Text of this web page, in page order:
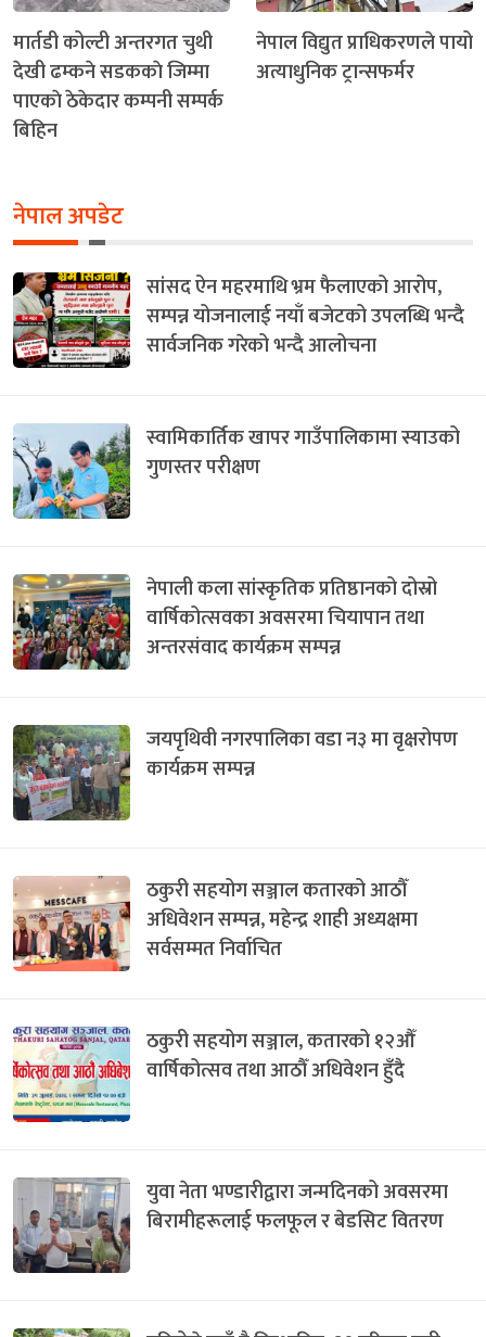
मार्तडी कोल्टी अन्तरगत चुथी
देखी ढम्कने सडककाे जिम्मा
पाएकाे ठेकेदार कम्पनी सम्पर्क
बिहिन
नेपाल विद्युत प्राधिकरणले पायो
अत्याधुनिक ट्रान्सफर्मर
नेपाल अपडेट
सांसद ऐन महरमाथि भ्रम फैलाएको आरोप,
सम्पन्न योजनालाई नयाँ बजेटको उपलब्धि भन्दै
सार्वजनिक गरेको भन्दै आलोचना
स्वामिकार्तिक खापर गाउँपालिकामा स्याउको
गुणस्तर परीक्षण
नेपाली कला सांस्कृतिक प्रतिष्ठानको दोस्रो
वार्षिकोत्सवका अवसरमा चियापान तथा
अन्तरसंवाद कार्यक्रम सम्पन्न
जयपृथिवी नगरपालिका वडा न३ मा वृक्षरोपण
कार्यक्रम सम्पन्न
ठकुरी सहयोग सञ्जाल कतारको आठौँ
अधिवेशन सम्पन्न, महेन्द्र शाही अध्यक्षमा
सर्वसम्मत निर्वाचित
ठकुरी सहयोग सञ्जाल, कतारको १२औँ
वार्षिकोत्सव तथा आठौँ अधिवेशन हुँदै
युवा नेता भण्डारीद्वारा जन्मदिनको अवसरमा
बिरामीहरूलाई फलफूल र बेडसिट वितरण